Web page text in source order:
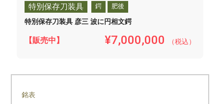
特別保存刀装具 鍔 肥後
特別保存刀装具 彦三 波に円相文鍔
【販売中】 ¥7,000,000 （税込）
銘表